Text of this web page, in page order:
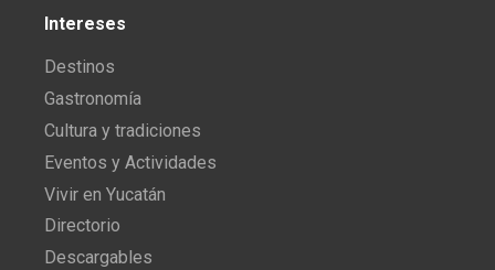
Intereses
Destinos
Gastronomía
Cultura y tradiciones
Eventos y Actividades
Vivir en Yucatán
Directorio
Descargables